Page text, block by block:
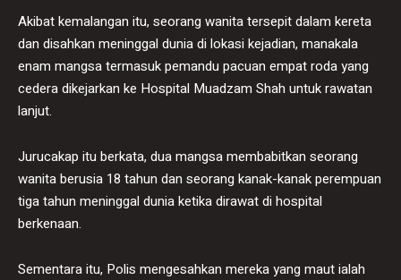
Akibat kemalangan itu, seorang wanita tersepit dalam kereta
dan disahkan meninggal dunia di lokasi kejadian, manakala
enam mangsa termasuk pemandu pacuan empat roda yang
cedera dikejarkan ke Hospital Muadzam Shah untuk rawatan
lanjut.
Jurucakap itu berkata, dua mangsa membabitkan seorang
wanita berusia 18 tahun dan seorang kanak-kanak perempuan
tiga tahun meninggal dunia ketika dirawat di hospital
berkenaan.
Sementara itu, Polis mengesahkan mereka yang maut ialah